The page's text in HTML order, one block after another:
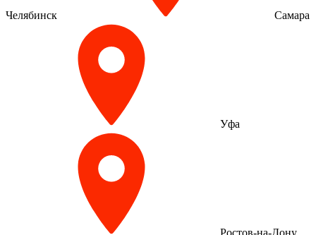
Челябинск Самара
Уфа
Ростов-на-Дону